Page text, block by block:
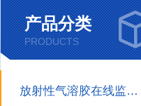
产品分类
PRODUCTS
放射性气溶胶在线监测仪